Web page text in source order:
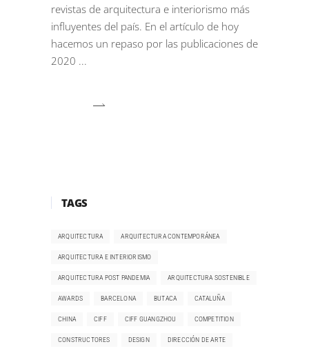
revistas de arquitectura e interiorismo más
influyentes del país. En el artículo de hoy
hacemos un repaso por las publicaciones de
2020
TAGS
ARQUITECTURA ARQUITECTURA CONTEMPORÁNEA
ARQUITECTURA E INTERIORISMO
ARQUITECTURA POST PANDEMIA ARQUITECTURA SOSTENIBLE
AWARDS BARCELONA BUTACA CATALUÑA
CHINA CIFF CIFF GUANGZHOU COMPETITION
CONSTRUCTORES DESIGN DIRECCIÓN DE ARTE